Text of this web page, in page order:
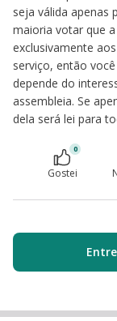
seja válida apenas
maioria votar que
exclusivamente
serviço, então
depende do
assembleia. Se
dela será lei para
0
Gostei